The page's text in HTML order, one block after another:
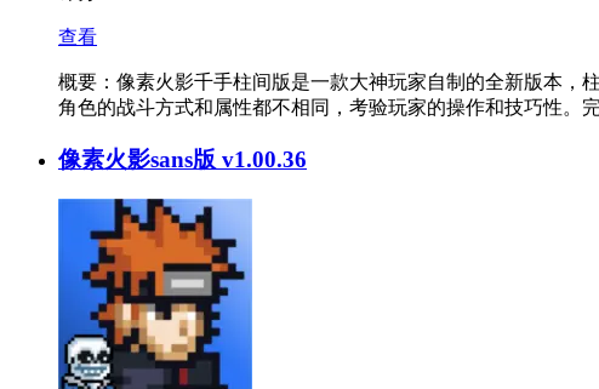
查看
概要： 像素火影千手柱间版是一款大神玩家自制的全新版本，
角色的战斗方式和属性都不相同，考验玩家的操作和技巧性。
像素火影sans版 v1.00.36